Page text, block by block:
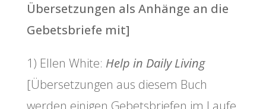
Übersetzungen als Anhänge an die
Gebetsbriefe mit]
1) Ellen White: Help in Daily Living
[Übersetzungen aus diesem Buch